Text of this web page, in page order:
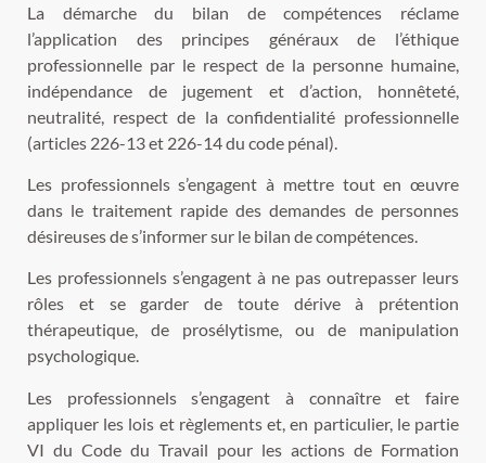
La démarche du bilan de compétences réclame
l’application des principes généraux de l’éthique
professionnelle par le respect de la personne humaine,
indépendance de jugement et d’action, honnêteté,
neutralité, respect de la confidentialité professionnelle
(articles 226-13 et 226-14 du code pénal).
Les professionnels s’engagent à mettre tout en œuvre
dans le traitement rapide des demandes de personnes
désireuses de s’informer sur le bilan de compétences.
Les professionnels s’engagent à ne pas outrepasser leurs
rôles et se garder de toute dérive à prétention
thérapeutique, de prosélytisme, ou de manipulation
psychologique.
Les professionnels s’engagent à connaître et faire
appliquer les lois et règlements et, en particulier, le partie
VI du Code du Travail pour les actions de Formation